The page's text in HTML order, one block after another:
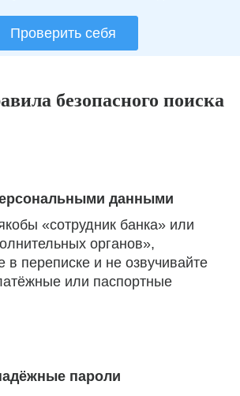
Проверить себя
безопасного поиска
данными
«сотрудник банка» или
органов»,
в переписке и не озвучивайте
или паспортные
пароли